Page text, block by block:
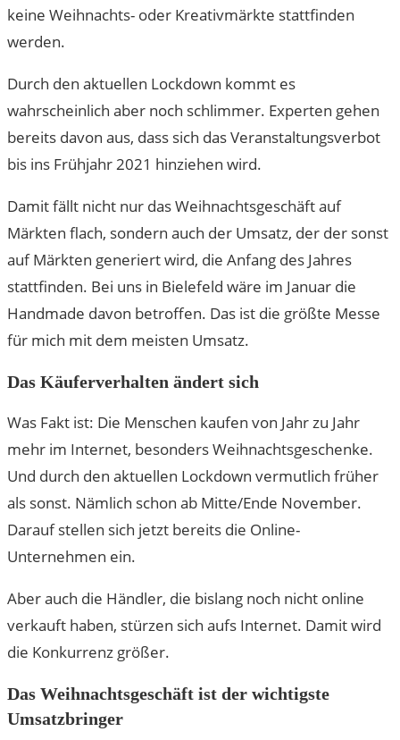
keine Weihnachts- oder Kreativmärkte stattfinden
werden.
Durch den aktuellen Lockdown kommt es
wahrscheinlich aber noch schlimmer. Experten gehen
bereits davon aus, dass sich das Veranstaltungsverbot
bis ins Frühjahr 2021 hinziehen wird.
Damit fällt nicht nur das Weihnachtsgeschäft auf
Märkten flach, sondern auch der Umsatz, der der sonst
auf Märkten generiert wird, die Anfang des Jahres
stattfinden. Bei uns in Bielefeld wäre im Januar die
Handmade davon betroffen. Das ist die größte Messe
für mich mit dem meisten Umsatz.
Das Käuferverhalten ändert sich
Was Fakt ist: Die Menschen kaufen von Jahr zu Jahr
mehr im Internet, besonders Weihnachtsgeschenke.
Und durch den aktuellen Lockdown vermutlich früher
als sonst. Nämlich schon ab Mitte/Ende November.
Darauf stellen sich jetzt bereits die Online-
Unternehmen ein.
Aber auch die Händler, die bislang noch nicht online
verkauft haben, stürzen sich aufs Internet. Damit wird
die Konkurrenz größer.
Das Weihnachtsgeschäft ist der wichtigste
Umsatzbringer